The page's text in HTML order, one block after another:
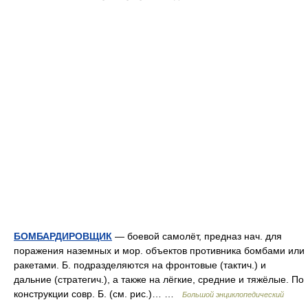
БОМБАРДИРОВЩИК — боевой самолёт, предназ нач. для
поражения наземных и мор. объектов противника бомбами или
ракетами. Б. подразделяются на фронтовые (тактич.) и
дальние (стратегич.), а также на лёгкие, средние и тяжёлые. По
конструкции совр. Б. (см. рис.)… …
Большой энциклопедический